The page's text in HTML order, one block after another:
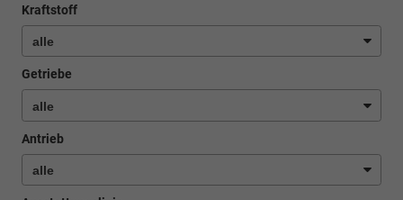
Kraftstoff
Getriebe
Antrieb